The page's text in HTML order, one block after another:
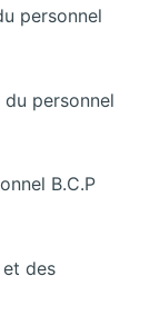
personnel
personnel
B.C.P
des